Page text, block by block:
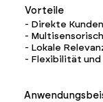
Vorteile
- Direkte
-
- Lokale
- Flexibilität und